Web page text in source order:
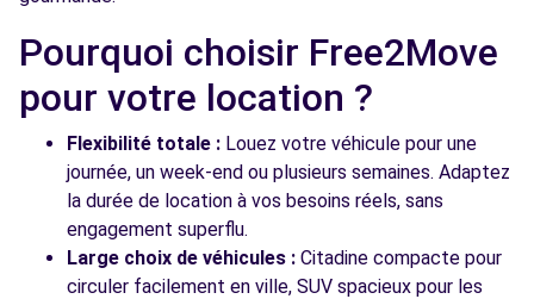
PARIS (C)
33 RUE DE REUILLY
PARIS, 75012
Voir toutes les agences
Pourquoi choisir Free2Move
pour votre location ?
Flexibilité totale : Louez votre véhicule pour une
journée, un week-end ou plusieurs semaines. Adaptez
la durée de location à vos besoins réels, sans
engagement superflu.
Large choix de véhicules : Citadine compacte pour
circuler facilement en ville, SUV spacieux pour les